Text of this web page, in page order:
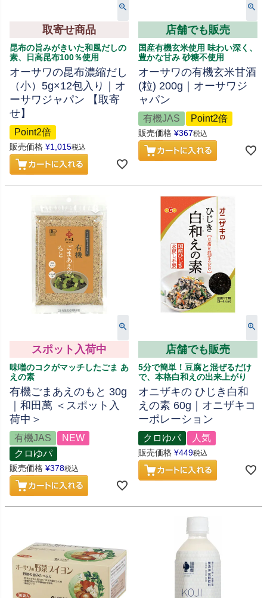
取寄せ商品
昆布の旨みがきいた和風だしの
素、日高昆布100％使用
オーサワの昆布濃縮だし
（小）5g×12包入り｜オ
ーサワジャパン 【取寄
せ】
Point2倍
販売価格 ¥1,015税込
店舗でも販売
国産有機玄米使用 味わい深く、
豊かな甘み 砂糖不使用
オーサワの有機玄米甘酒
(粒) 200g｜オーサワジ
ャパン
有機JAS Point2倍
販売価格 ¥367税込
スポット入荷中
味噌のコクがマッチしたごま あ
えの素
有機ごまあえのもと 30g
｜和田萬 ＜スポット入
荷中＞
有機JAS
NEW
クロゆパ
販売価格 ¥378税込
店舗でも販売
5分で簡単！豆腐と混ぜるだけ
で、本格白和えの出来上がり
オニザキの ひじき白和
えの素 60g｜オニザキコ
ーポレーション
クロゆパ 人気
販売価格 ¥449税込